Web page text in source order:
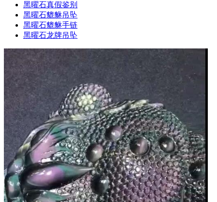
黑曜石真假鉴别
黑曜石貔貅吊坠
黑曜石貔貅手链
黑曜石龙牌吊坠